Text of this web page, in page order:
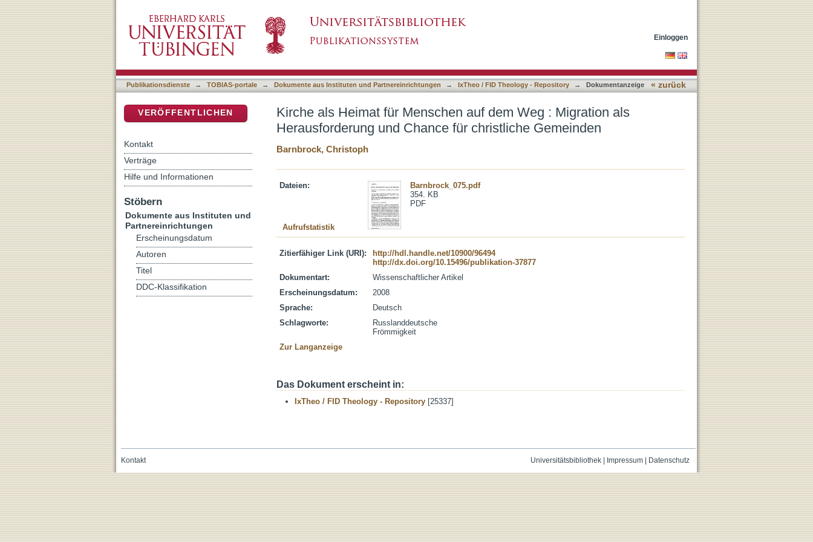
christliche Gemeinden
Einloggen
Publikationsdienste → TOBIAS-portale → Dokumente aus Instituten und Partnereinrichtungen → IxTheo / FID Theology - Repository → Dokumentanzeige « zurück
Kirche als Heimat für Menschen auf dem Weg : Migration als
Herausforderung und Chance für christliche Gemeinden
Barnbrock, Christoph
Dateien:
Barnbrock_075.pdf
354. KB
PDF
Aufrufstatistik
Zitierfähiger Link (URI):
http://hdl.handle.net/10900/96494
http://dx.doi.org/10.15496/publikation-37877
Dokumentart:
Wissenschaftlicher Artikel
Erscheinungsdatum:
2008
Sprache:
Deutsch
Schlagworte:
Russlanddeutsche
Frömmigkeit
Zur Langanzeige
Das Dokument erscheint in:
IxTheo / FID Theology - Repository [25337]
VERÖFFENTLICHEN
Kontakt
Verträge
Hilfe und Informationen
Stöbern
Dokumente aus Instituten und
Partnereinrichtungen
Erscheinungsdatum
Autoren
Titel
DDC-Klassifikation
Universitätsbibliothek| Impressum| Datenschutz
Kontakt